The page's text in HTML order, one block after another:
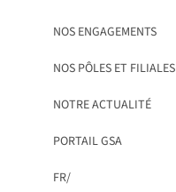
NOS ENGAGEMENTS
NOS PÔLES ET FILIALES
NOTRE ACTUALITÉ
PORTAIL GSA
FR/